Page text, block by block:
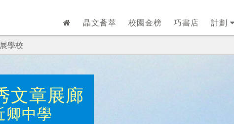
晶文薈萃 校園金榜 巧書店 計劃
學校
文章展廊
卿中學